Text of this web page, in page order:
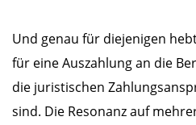
Und genau für diejenigen
für eine Auszahlung an die
die juristischen
sind. Die Resonanz auf